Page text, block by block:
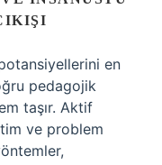
en
pedagojik
taşır. Aktif
ve problem